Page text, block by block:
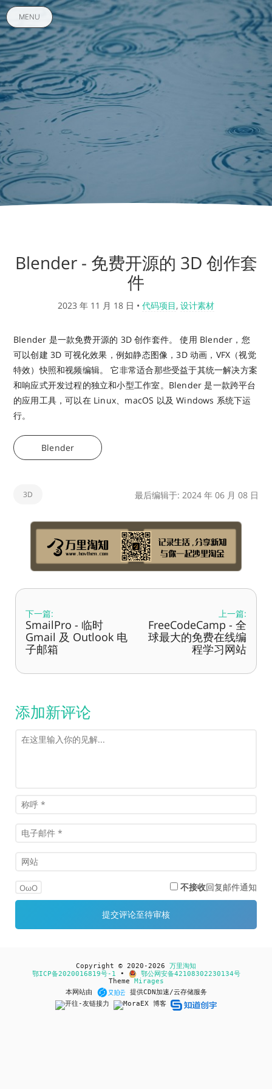
MENU
Blender - 免费开源的 3D 创作套
件
2023 年 11 月 18 日 • 代码项目, 设计素材
Blender 是一款免费开源的 3D 创作套件。 使用 Blender，您
可以创建 3D 可视化效果，例如静态图像，3D 动画，VFX（视觉
特效）快照和视频编辑。 它非常适合那些受益于其统一解决方案
和响应式开发过程的独立和小型工作室。Blender 是一款跨平台
的应用工具，可以在 Linux、macOS 以及 Windows 系统下运
行。
Blender
3D 最后编辑于: 2024 年 06 月 08 日
下一篇:
SmailPro - 临时
Gmail 及 Outlook 电
子邮箱
上一篇:
FreeCodeCamp - 全
球最大的免费在线编
程学习网站
添加新评论
OωO 不接收回复邮件通知
Copyright © 2020-2026 万里淘知
鄂ICP备2020016819号-1 •
鄂公网安备42108302230134号
Theme Mirages
本网站由
提供CDN加速/云存储服务